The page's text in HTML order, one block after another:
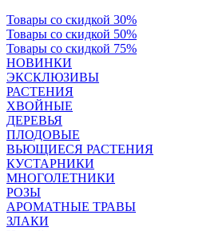
Товары со скидкой 30%
Товары со скидкой 50%
Товары со скидкой 75%
НОВИНКИ
ЭКСКЛЮЗИВЫ
РАСТЕНИЯ
ХВОЙНЫЕ
ДЕРЕВЬЯ
ПЛОДОВЫЕ
ВЬЮЩИЕСЯ РАСТЕНИЯ
КУСТАРНИКИ
МНОГОЛЕТНИКИ
РОЗЫ
АРОМАТНЫЕ ТРАВЫ
ЗЛАКИ